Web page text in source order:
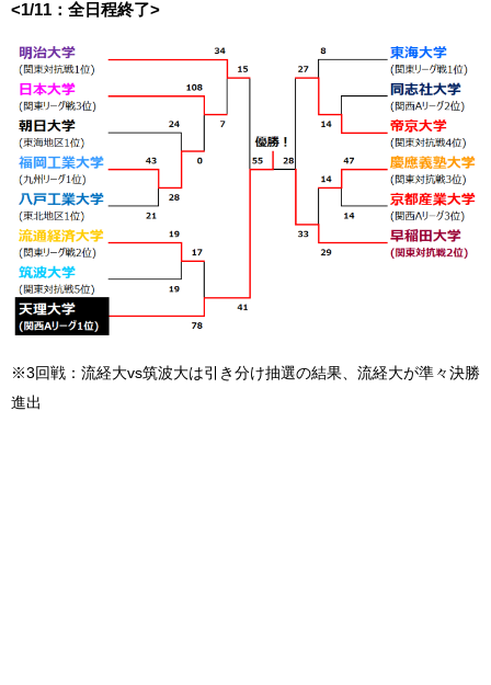
<1/11：全日程終了>
※3回戦：流経大vs筑波大は引き分け抽選の結果、流経大が準々決勝
進出